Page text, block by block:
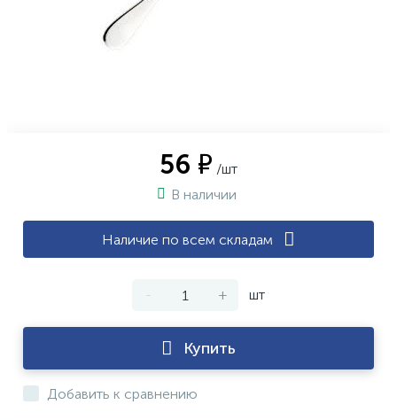
56 ₽ /шт
В наличии
Наличие по всем складам
- + шт
Купить
Добавить к сравнению